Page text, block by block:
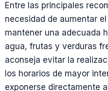
Entre las principales
necesidad de aumentar
mantener una adecuada
agua, frutas y verduras
aconseja evitar la
los horarios de mayor
exponerse directamente